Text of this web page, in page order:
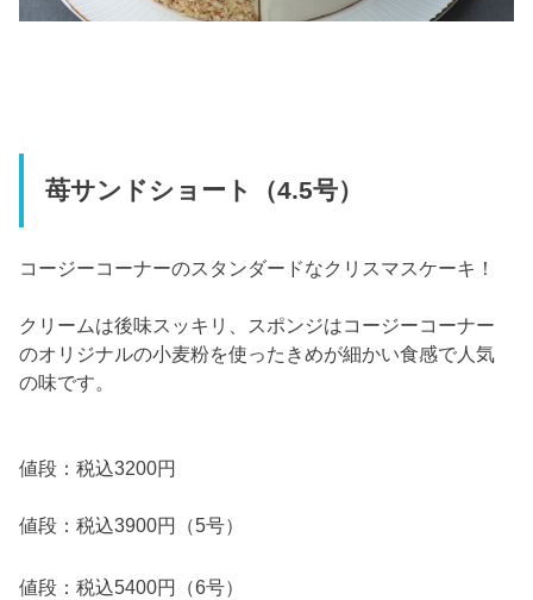
苺サンドショート（4.5号）
コージーコーナーのスタンダードなクリスマスケーキ！
クリームは後味スッキリ、スポンジはコージーコーナー
のオリジナルの小麦粉を使ったきめが細かい食感で人気
の味です。
値段：税込3200円
値段：税込3900円（5号）
値段：税込5400円（6号）